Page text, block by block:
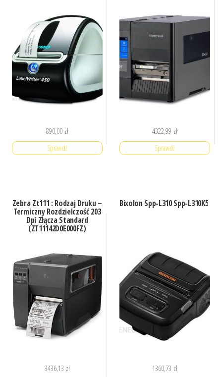
890,00 zł
Sprawdź
4322,99 zł
Sprawdź
Zebra Zt111 : Rodzaj Druku –
Termiczny Rozdzielczość 203
Dpi Złącza Standard
(ZT11142D0E000FZ)
3436,13 zł
Bixolon Spp-L310 Spp-L310K5
1360,73 zł